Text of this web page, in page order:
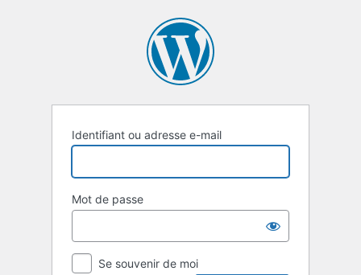
Identifiant ou adresse e-mail
Mot de passe
Se souvenir de moi